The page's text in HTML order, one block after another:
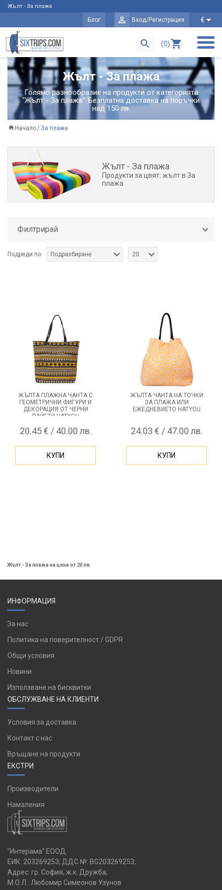
Жълт - За плажа
Блог Вход/Регистрация €
(0)
Жълт - За плажа
Голямо разнообразие на продукти от категорията
"Жълт - За плажа". Безплатна доставка на поръчки
над 150 лв.
Начало За плажа
Жълт - За плажа
Продукти за цвят: жълт в За
плажа
Филтрирай
Подреди по Подразбиране 20
ЖЪЛТА ПЛАЖНА ЧАНТА С
ГЕОМЕТРИЧНИ ФИГУРИ И
ДЕКОРАЦИЯ ОТ ЧЕРНИ
ПАЙЕТИ HATYOU
20.45 € / 40.00 лв.
КУПИ
ЖЪЛТА ЧАНТА НА ТОЧКИ
ЗА ПЛАЖА ИЛИ
ЕЖЕДНЕВИЕТО HATYOU
24.03 € / 47.00 лв.
КУПИ
Жълт - За плажа на цена от 20 лв.
ИНФОРМАЦИЯ
За нас
Политика на поверителност / GDPR
Общи условия
Новини
Използване на бисквитки
ОБСЛУЖВАНЕ НА КЛИЕНТИ
Условия за доставка
Контакт с нас
Връщане на продукти
ЕКСТРИ
Производители
Намаления
"Интерама" ЕООД
ЕИК: 203269253; ДДС №: BG203269253;
Адрес: гр. София, ж.к. Дружба;
М.О.Л.: Любомир Симеонов Узунов